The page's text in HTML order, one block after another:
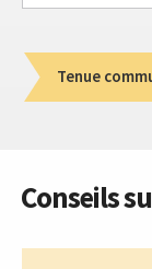
Tenue
Conseils